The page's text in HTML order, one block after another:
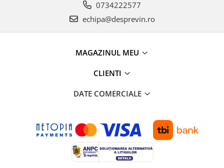
0734222577
echipa@desprevin.ro
MAGAZINUL MEU
CLIENTI
DATE COMERCIALE